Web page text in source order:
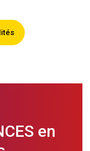
en